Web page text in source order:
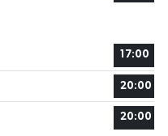
17:00
20:00
20:00